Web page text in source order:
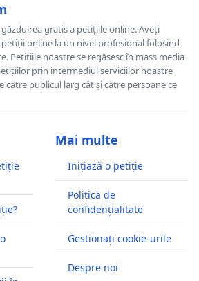
gratis a petițiile online. Aveți
online la un nivel profesional folosind
Petițiile noastre se regăsesc în mass media
prin intermediul serviciilor noastre
către publicul larg cât și către persoane ce
Mai multe
Inițiază o petiție
Politică de
confidențialitate
Gestionați cookie-urile
Despre noi